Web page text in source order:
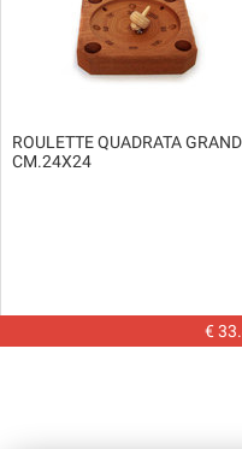
ROULETTE QUADRATA
CM.24X24
€